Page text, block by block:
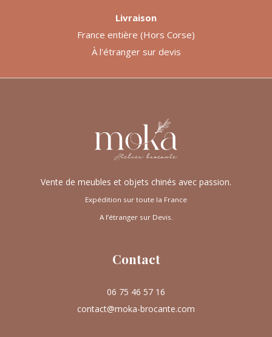
Vente de meubles et objets chinés avec passion.
Expédition sur toute la France
A l’étranger sur Devis.
Contact
06 75 46 57 16
contact@moka-brocante.com
Livraison
France entière (Hors Corse)
À l'étranger sur devis